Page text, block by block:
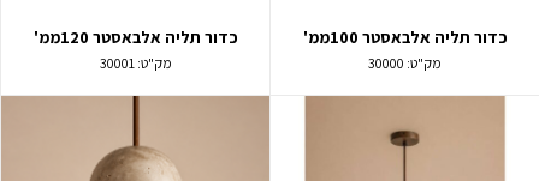
כדור תליה אלבאסטר 100ממ'
מק"ט: 30000
כדור תליה אלבאסטר 120ממ'
מק"ט:30001